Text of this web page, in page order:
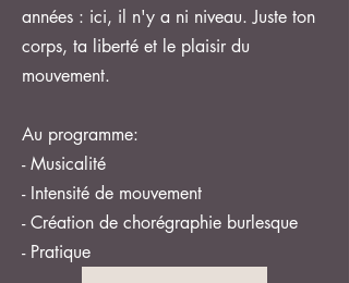
années : ici, il n'y a ni niveau. Juste ton
corps, ta liberté et le plaisir du
mouvement.
Au programme:
- Musicalité
- Intensité de mouvement
- Création de chorégraphie burlesque
- Pratique